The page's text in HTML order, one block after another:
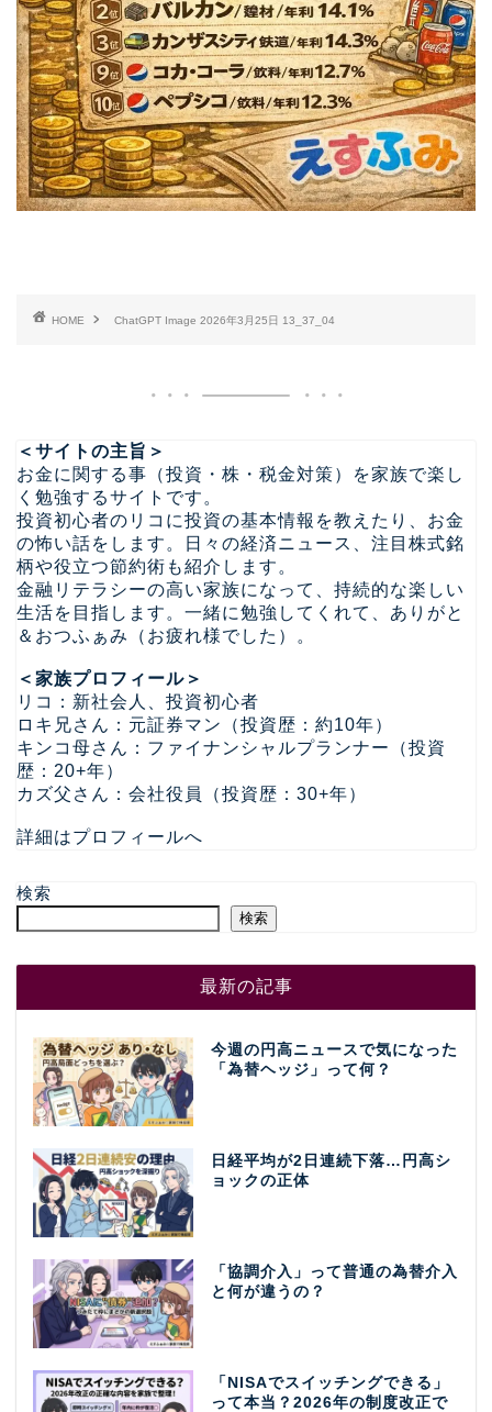
HOME ChatGPT Image 2026年3月25日 13_37_04
＜サイトの主旨＞
お金に関する事（投資・株・税金対策）を家族で楽し
く勉強するサイトです。
投資初心者のリコに投資の基本情報を教えたり、お金
の怖い話をします。日々の経済ニュース、注目株式銘
柄や役立つ節約術も紹介します。
金融リテラシーの高い家族になって、持続的な楽しい
生活を目指します。一緒に勉強してくれて、ありがと
＆おつふぁみ（お疲れ様でした）。
＜家族プロフィール＞
リコ：新社会人、投資初心者
ロキ兄さん：元証券マン（投資歴：約10年）
キンコ母さん：ファイナンシャルプランナー（投資
歴：20+年）
カズ父さん：会社役員（投資歴：30+年）
詳細はプロフィールへ
検索
検索
最新の記事
今週の円高ニュースで気になった
「為替ヘッジ」って何？
日経平均が2日連続下落…円高シ
ョックの正体
「協調介入」って普通の為替介入
と何が違うの？
「NISAでスイッチングできる」
って本当？2026年の制度改正で